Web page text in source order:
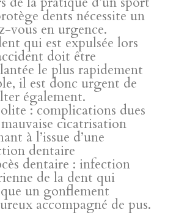
dents nécessite un
vous en urgence.
qui est expulsée lors
doit être
le plus rapidement
il est donc urgent de
également.
: complications dues
cicatrisation
à l’issue d’une
dentaire
dentaire : infection
de la dent qui
un gonflement
accompagné de pus.